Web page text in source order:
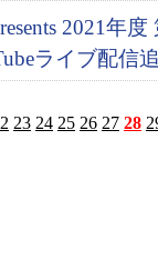
2021年
ライブ配信
23 24 25 26 27 28